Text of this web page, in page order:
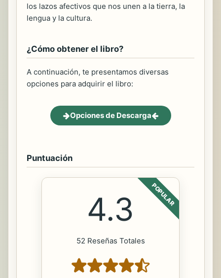
los lazos afectivos que nos unen a la tierra, la
lengua y la cultura.
¿Cómo obtener el libro?
A continuación, te presentamos diversas
opciones para adquirir el libro:
Opciones de Descarga
Puntuación
POPULAR
4.3
52 Reseñas Totales